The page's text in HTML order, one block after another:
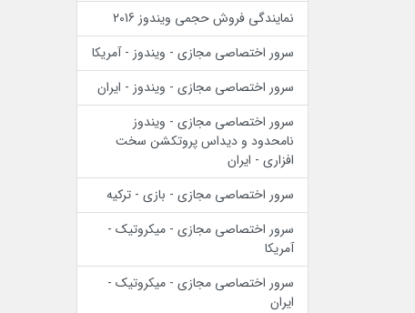
نمایندگی فروش حجمی ویندوز 2016
سرور اختصاصی مجازی - ویندوز - آمریکا
سرور اختصاصی مجازی - ویندوز - ایران
سرور اختصاصی مجازی - ویندوز
نامحدود و دیداس پروتکشن سخت
افزاری - ایران
سرور اختصاصی مجازی - بازی - ترکیه
سرور اختصاصی مجازی - میکروتیک -
آمریکا
سرور اختصاصی مجازی - میکروتیک -
ایران